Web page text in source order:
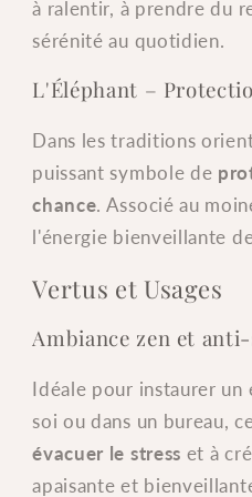
à ralentir, à prendre du
sérénité au quotidien.
L'Éléphant –
Dans les traditions
puissant symbole de
chance. Associé au
l'énergie bienveillante
Vertus et Usages
Ambiance zen et
Idéale pour instaurer un
soi ou dans un bureau,
évacuer le stress et à
apaisante et